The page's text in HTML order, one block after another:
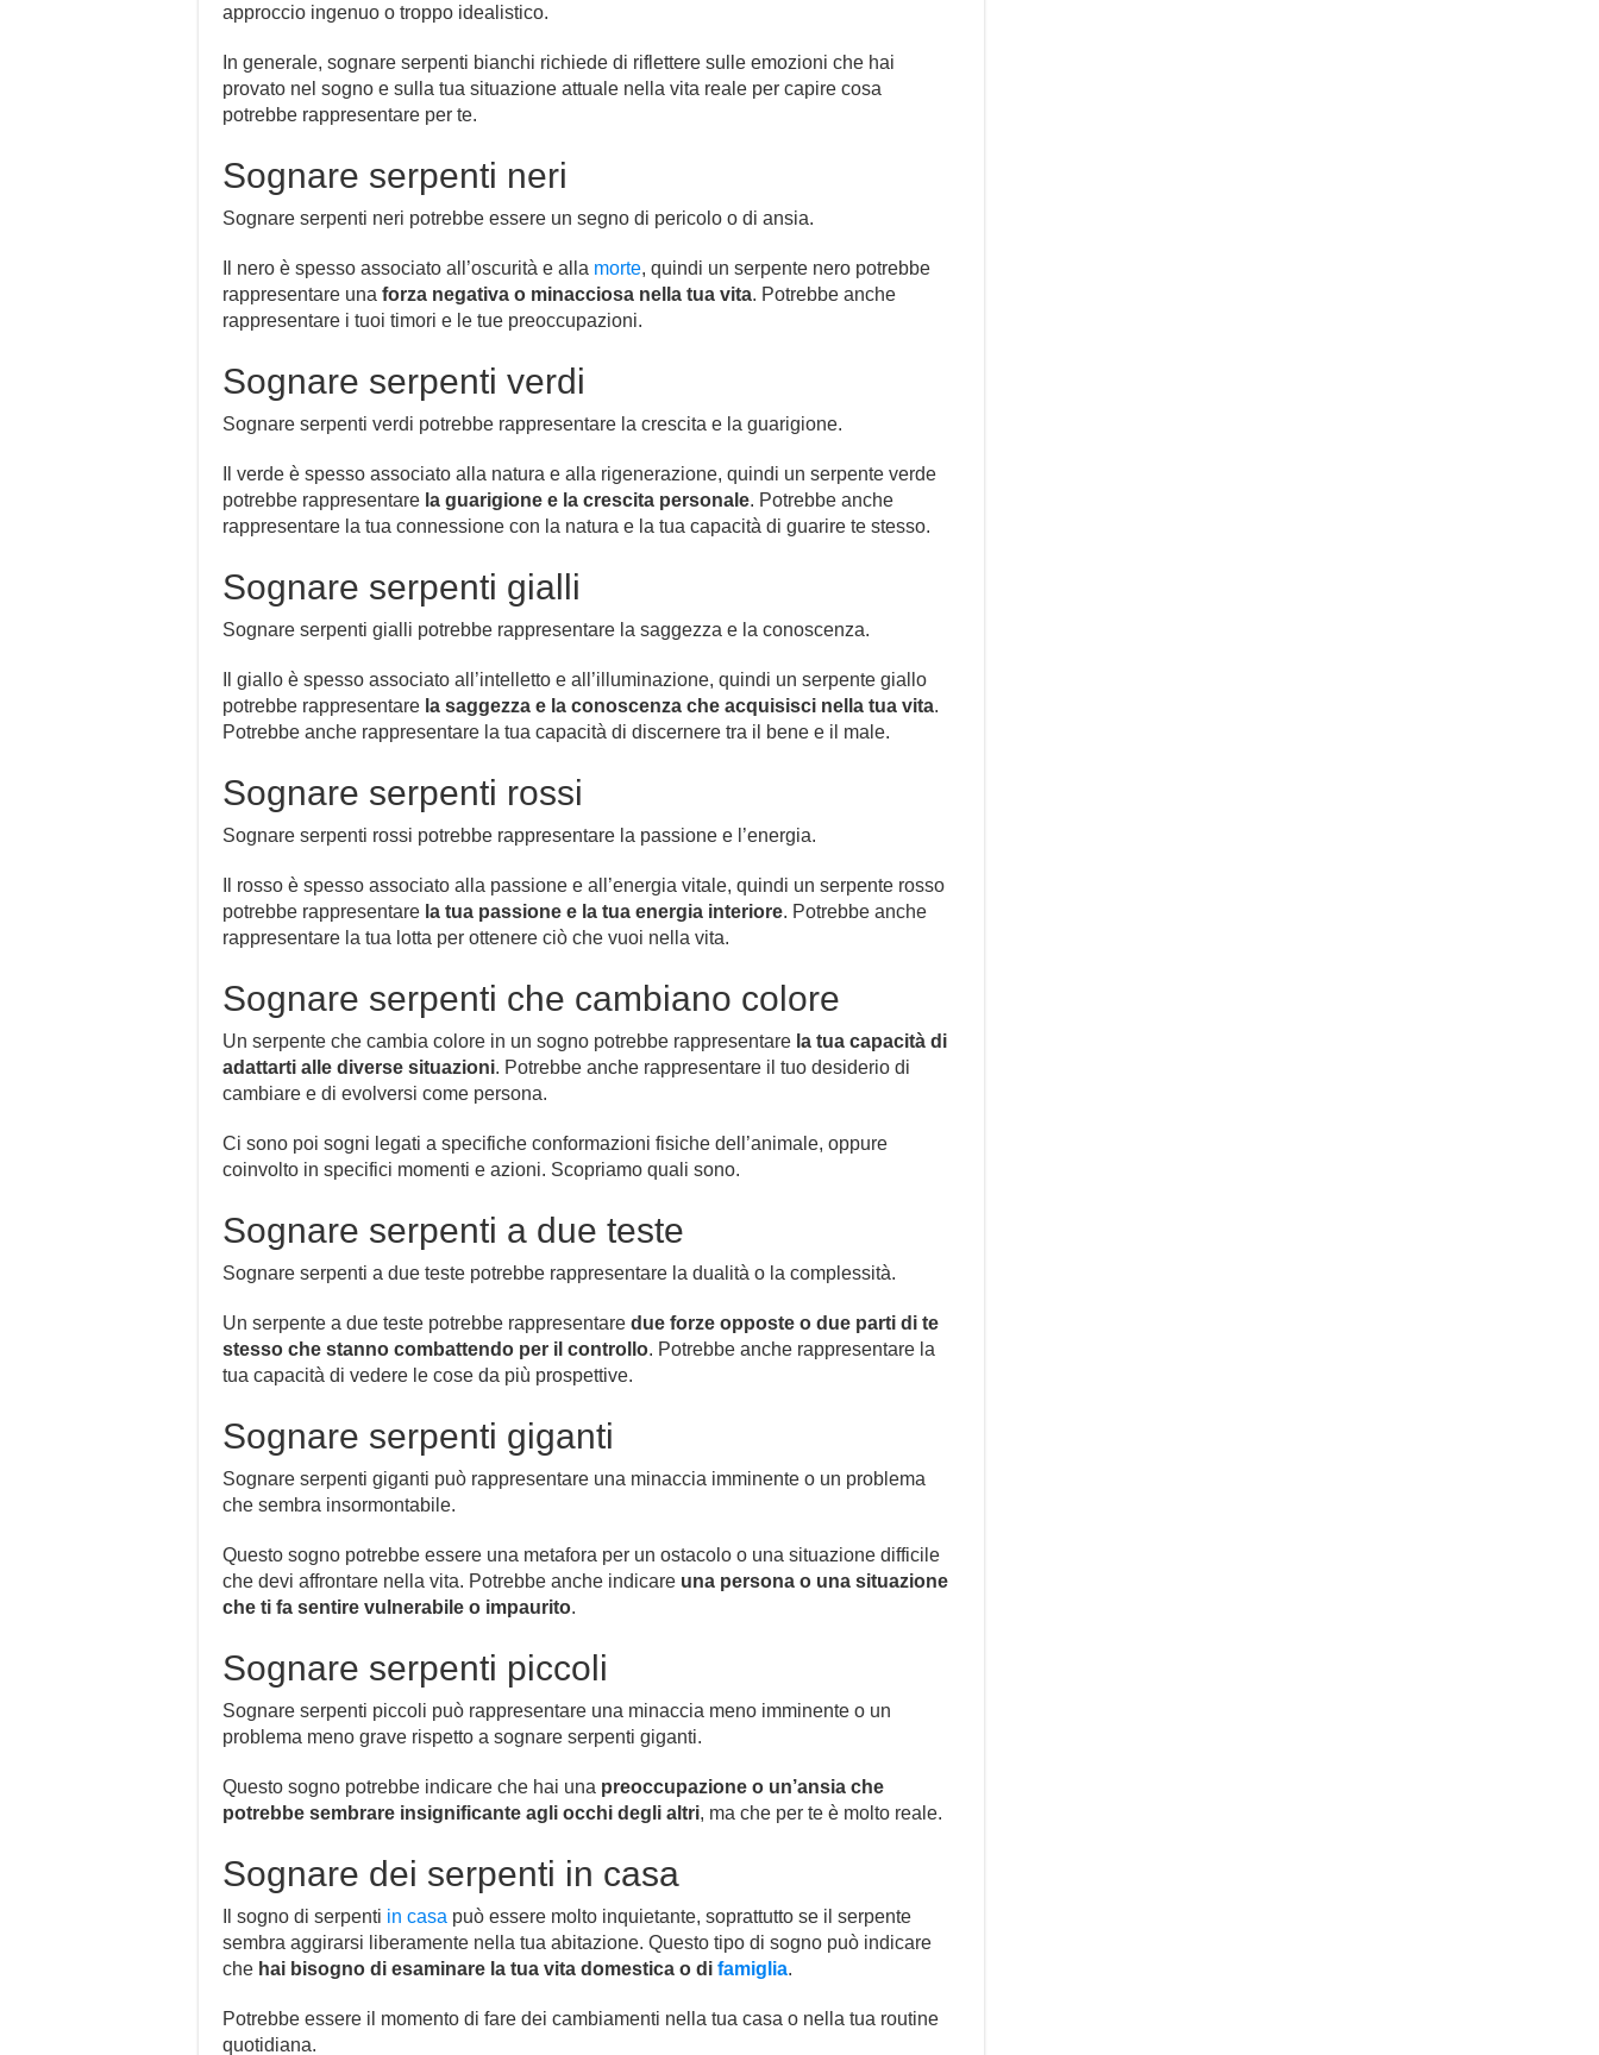
approccio ingenuo o troppo idealistico.
In generale, sognare serpenti bianchi richiede di riflettere sulle emozioni che hai
provato nel sogno e sulla tua situazione attuale nella vita reale per capire cosa
potrebbe rappresentare per te.
Sognare serpenti neri
Sognare serpenti neri potrebbe essere un segno di pericolo o di ansia.
Il nero è spesso associato all’oscurità e alla morte, quindi un serpente nero potrebbe
rappresentare una forza negativa o minacciosa nella tua vita. Potrebbe anche
rappresentare i tuoi timori e le tue preoccupazioni.
Sognare serpenti verdi
Sognare serpenti verdi potrebbe rappresentare la crescita e la guarigione.
Il verde è spesso associato alla natura e alla rigenerazione, quindi un serpente verde
potrebbe rappresentare la guarigione e la crescita personale. Potrebbe anche
rappresentare la tua connessione con la natura e la tua capacità di guarire te stesso.
Sognare serpenti gialli
Sognare serpenti gialli potrebbe rappresentare la saggezza e la conoscenza.
Il giallo è spesso associato all’intelletto e all’illuminazione, quindi un serpente giallo
potrebbe rappresentare la saggezza e la conoscenza che acquisisci nella tua vita.
Potrebbe anche rappresentare la tua capacità di discernere tra il bene e il male.
Sognare serpenti rossi
Sognare serpenti rossi potrebbe rappresentare la passione e l’energia.
Il rosso è spesso associato alla passione e all’energia vitale, quindi un serpente rosso
potrebbe rappresentare la tua passione e la tua energia interiore. Potrebbe anche
rappresentare la tua lotta per ottenere ciò che vuoi nella vita.
Sognare serpenti che cambiano colore
Un serpente che cambia colore in un sogno potrebbe rappresentare la tua capacità di
adattarti alle diverse situazioni. Potrebbe anche rappresentare il tuo desiderio di
cambiare e di evolversi come persona.
Ci sono poi sogni legati a specifiche conformazioni fisiche dell’animale, oppure
coinvolto in specifici momenti e azioni. Scopriamo quali sono.
Sognare serpenti a due teste
Sognare serpenti a due teste potrebbe rappresentare la dualità o la complessità.
Un serpente a due teste potrebbe rappresentare due forze opposte o due parti di te
stesso che stanno combattendo per il controllo. Potrebbe anche rappresentare la
tua capacità di vedere le cose da più prospettive.
Sognare serpenti giganti
Sognare serpenti giganti può rappresentare una minaccia imminente o un problema
che sembra insormontabile.
Questo sogno potrebbe essere una metafora per un ostacolo o una situazione difficile
che devi affrontare nella vita. Potrebbe anche indicare una persona o una situazione
che ti fa sentire vulnerabile o impaurito.
Sognare serpenti piccoli
Sognare serpenti piccoli può rappresentare una minaccia meno imminente o un
problema meno grave rispetto a sognare serpenti giganti.
Questo sogno potrebbe indicare che hai una preoccupazione o un’ansia che
potrebbe sembrare insignificante agli occhi degli altri, ma che per te è molto reale.
Sognare dei serpenti in casa
Il sogno di serpenti in casa può essere molto inquietante, soprattutto se il serpente
sembra aggirarsi liberamente nella tua abitazione. Questo tipo di sogno può indicare
che hai bisogno di esaminare la tua vita domestica o di famiglia.
Potrebbe essere il momento di fare dei cambiamenti nella tua casa o nella tua routine
quotidiana.